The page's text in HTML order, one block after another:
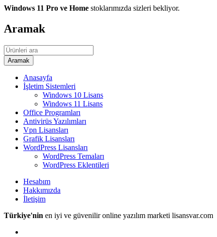
Windows 11 Pro ve Home stoklarımızda sizleri bekliyor.
Aramak
Anasayfa
İşletim Sistemleri
Windows 10 Lisans
Windows 11 Lisans
Office Programları
Antivirüs Yazılımları
Vpn Lisansları
Grafik Lisansları
WordPress Lisansları
WordPress Temaları
WordPress Eklentileri
Hesabım
Hakkımızda
İletişim
Türkiye'nin en iyi ve güvenilir online yazılım marketi lisansvar.com